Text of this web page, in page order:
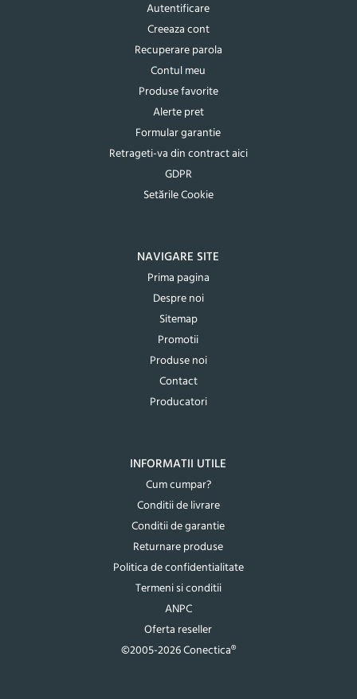
Autentificare
Creeaza cont
Recuperare parola
Contul meu
Produse favorite
Alerte pret
Formular garantie
Retrageti-va din contract aici
GDPR
Setările Cookie
NAVIGARE SITE
Prima pagina
Despre noi
Sitemap
Promotii
Produse noi
Contact
Producatori
INFORMATII UTILE
Cum cumpar?
Conditii de livrare
Conditii de garantie
Returnare produse
Politica de confidentialitate
Termeni si conditii
ANPC
Oferta reseller
©2005-2026 Conectica®